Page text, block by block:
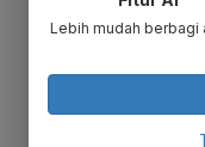
Lebih mudah berbagi